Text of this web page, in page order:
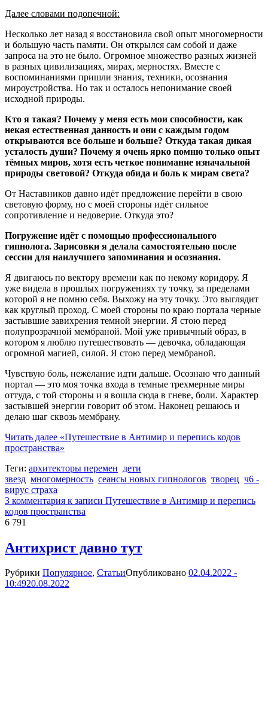
Далее словами подопечной:
Несколько лет назад я восстановила свой опыт многомерности
и большую часть памяти. Он открылся сам собой и даже
запроса на это не было. Огромное множество разных жизней
в разных цивилизациях, мирах, мерностях. Вместе с
воспоминаниями пришли знания, техники, осознания
мироустройства. Но так и осталось непонимание своей
исходной природы.
Кто я такая? Почему у меня есть мои способности, как
некая естественная данность и они с каждым годом
открываются все больше и больше? Откуда такая дикая
усталость души? Почему я очень ярко помню только опыт
тёмных миров, хотя есть четкое понимание изначальной
природы световой? Откуда обида и боль к мирам света?
От Наставников давно идёт предложение перейти в свою
световую форму, но с моей стороны идёт сильное
сопротивление и недоверие. Откуда это?
Погружение идёт с помощью профессионального
гипнолога. Зарисовки я делала самостоятельно после
сессии для наилучшего запоминания и осознания.
Я двигаюсь по вектору времени как по некому коридору. Я
уже видела в прошлых погружениях ту точку, за пределами
которой я не помню себя. Выхожу на эту точку. Это выглядит
как круглый проход. С моей стороны по краю портала черные
застывшие завихрения темной энергии. Я стою перед
полупрозрачной мембраной. Мой уже привычный образ, в
котором я люблю путешествовать — девочка, обладающая
огромной магией, силой. Я стою перед мембраной.
Чувствую боль, нежелание идти дальше. Осознаю что данный
портал — это моя точка входа в темные трехмерные миры
оттуда, с той стороны и я вошла сюда в гневе, боли. Характер
застывшей энергии говорит об этом. Наконец решаюсь и
делаю шаг сквозь мембрану.
Читать далее «Путешествие в Антимир и перепись кодов
пространства»
Теги: архитекторы перемен дети
звезд многомерность сеансы новых гипнологов творец ч6 -
вирус страха
3 комментария к записи Путешествие в Антимир и перепись
кодов пространства
6 791
Антихрист давно тут
Рубрики Популярное, СтатьиОпубликовано 02.04.2022 -
10:4920.08.2022